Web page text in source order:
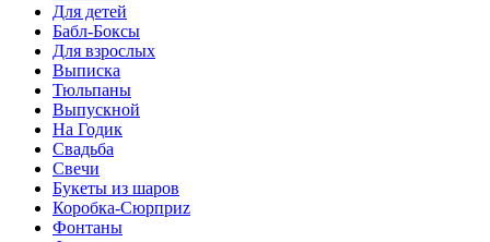
Для детей
Бабл-Боксы
Для взрослых
Выписка
Тюльпаны
Выпускной
На Годик
Свадьба
Свечи
Букеты из шаров
Коробка-Сюрприz
Фонтаны